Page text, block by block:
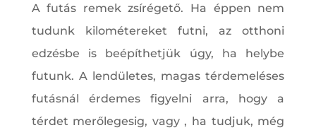
A futás remek zsírégető. Ha éppen nem
tudunk kilométereket futni, az otthoni
edzésbe is beépíthetjük úgy, ha helybe
futunk. A lendületes, magas térdemeléses
futásnál érdemes figyelni arra, hogy a
térdet merőlegesig, vagy , ha tudjuk, még